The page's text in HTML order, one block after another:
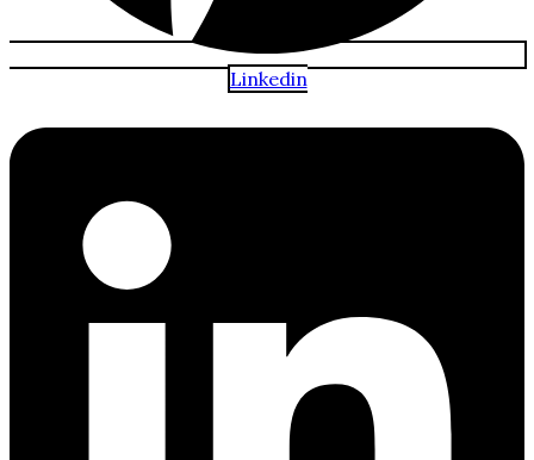
Linkedin